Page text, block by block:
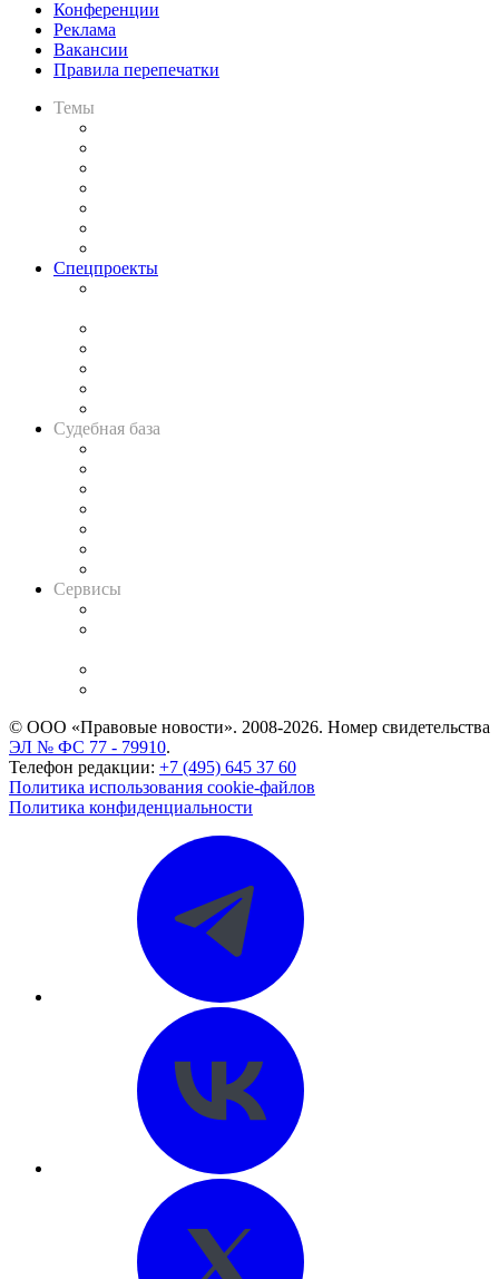
Конференции
Реклама
Вакансии
Правила перепечатки
Темы
Спецпроекты
Судебная база
Сервисы
© ООО «Правовые новости». 2008-2026. Номер свидетельства
ЭЛ № ФС 77 - 79910.
Телефон редакции: +7 (495) 645 37 60
Политика использования cookie-файлов
Политика конфиденциальности